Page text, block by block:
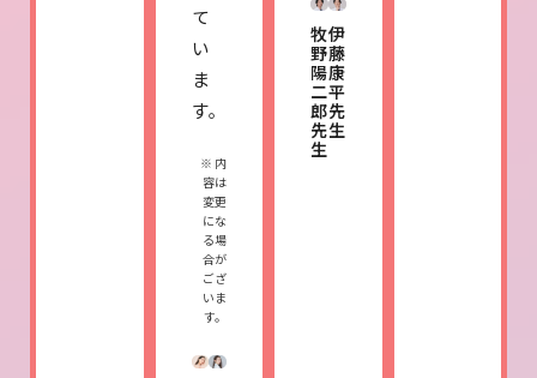
て
い
ま
す。
※ 内
容は
変更
にな
る場
合が
ござ
いま
す。
牧
野
陽
二
郎
先
生
伊
藤
康
平
先
生